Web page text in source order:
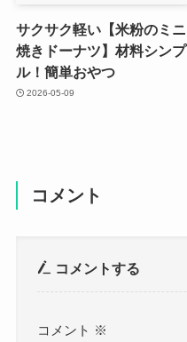
サクサク軽い【米粉のミニ
焼きドーナツ】材料シンプ
ル！簡単おやつ
2026-05-09
コメント
コメントする
コメント ※